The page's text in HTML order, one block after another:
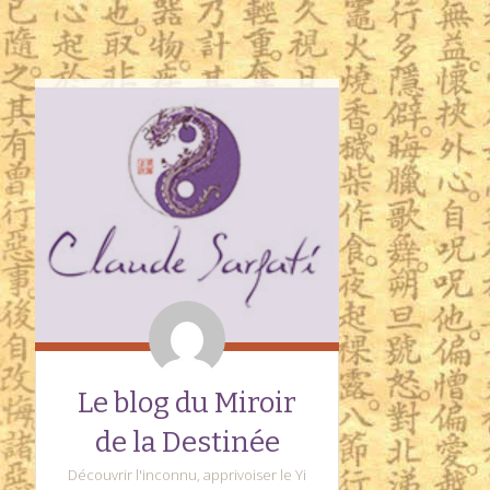
Le blog du Miroir
de la Destinée
Découvrir l'inconnu, apprivoiser le Yi